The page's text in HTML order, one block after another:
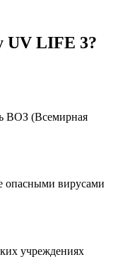
UV LIFE 3?
ВОЗ (Всемирная
опасными вирусами
учреждениях